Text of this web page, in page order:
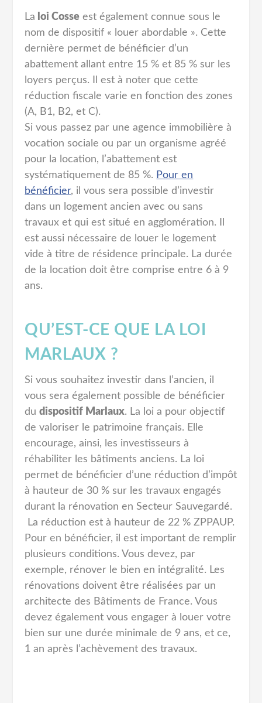
La loi Cosse est également connue sous le
nom de dispositif « louer abordable ». Cette
dernière permet de bénéficier d’un
abattement allant entre 15 % et 85 % sur les
loyers perçus. Il est à noter que cette
réduction fiscale varie en fonction des zones
(A, B1, B2, et C).
Si vous passez par une agence immobilière à
vocation sociale ou par un organisme agréé
pour la location, l’abattement est
systématiquement de 85 %. Pour en
bénéficier, il vous sera possible d’investir
dans un logement ancien avec ou sans
travaux et qui est situé en agglomération. Il
est aussi nécessaire de louer le logement
vide à titre de résidence principale. La durée
de la location doit être comprise entre 6 à 9
ans.
QU’EST-CE QUE LA LOI
MARLAUX ?
Si vous souhaitez investir dans l’ancien, il
vous sera également possible de bénéficier
dudispositif Marlaux. La loi a pour objectif
de valoriser le patrimoine français. Elle
encourage, ainsi, les investisseurs à
réhabiliter les bâtiments anciens. La loi
permet de bénéficier d’une réduction d’impôt
à hauteur de 30 % sur les travaux engagés
durant la rénovation en Secteur Sauvegardé.
La réduction est à hauteur de 22 % ZPPAUP.
Pour en bénéficier, il est important de remplir
plusieurs conditions. Vous devez, par
exemple, rénover le bien en intégralité. Les
rénovations doivent être réalisées par un
architecte des Bâtiments de France. Vous
devez également vous engager à louer votre
bien sur une durée minimale de 9 ans, et ce,
1 an après l’achèvement des travaux.